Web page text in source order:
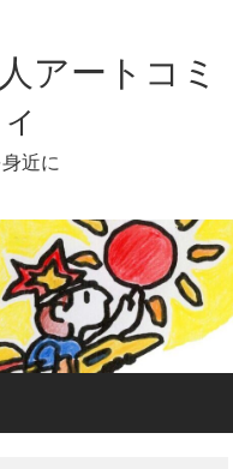
アートコミ
近に